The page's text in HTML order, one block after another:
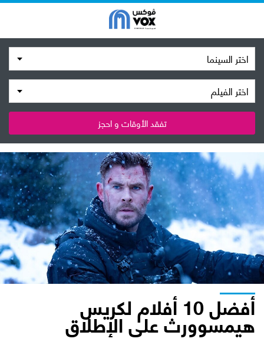
اختر السينما
اختر الفيلم
تفقد الأوقات و احجز
أفضل 10 أفلام لكريس
هيمسوورث على الإطلاق